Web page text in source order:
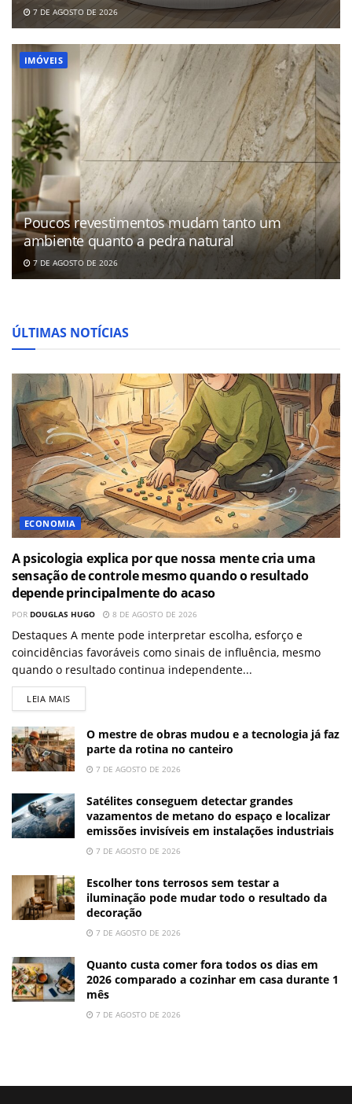
7 DE AGOSTO DE 2026
IMÓVEIS
Poucos revestimentos mudam tanto um
ambiente quanto a pedra natural
7 DE AGOSTO DE 2026
ÚLTIMAS NOTÍCIAS
ECONOMIA
A psicologia explica por que nossa mente cria uma
sensação de controle mesmo quando o resultado
depende principalmente do acaso
POR DOUGLAS HUGO 8 DE AGOSTO DE 2026
Destaques A mente pode interpretar escolha, esforço e
coincidências favoráveis como sinais de influência, mesmo
quando o resultado continua independente...
LEIA MAIS
O mestre de obras mudou e a tecnologia já faz
parte da rotina no canteiro
7 DE AGOSTO DE 2026
Satélites conseguem detectar grandes
vazamentos de metano do espaço e localizar
emissões invisíveis em instalações industriais
7 DE AGOSTO DE 2026
Escolher tons terrosos sem testar a
iluminação pode mudar todo o resultado da
decoração
7 DE AGOSTO DE 2026
Quanto custa comer fora todos os dias em
2026 comparado a cozinhar em casa durante 1
mês
7 DE AGOSTO DE 2026